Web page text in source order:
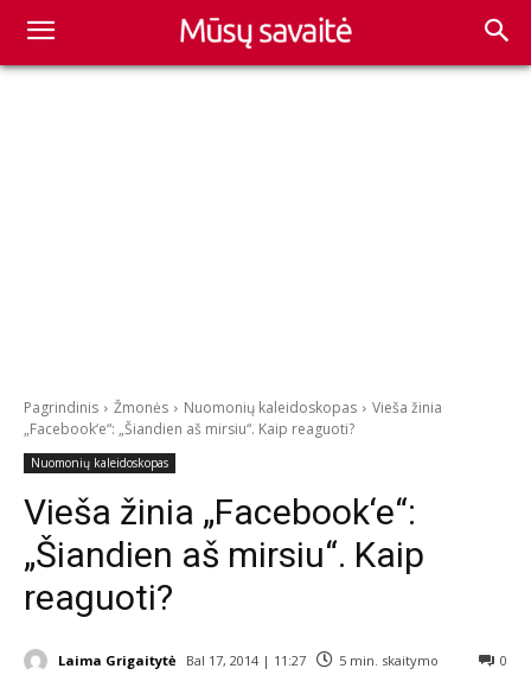
Pagrindinis Žmonės Nuomonių kaleidoskopas
Vieša žinia
„Facebook‘e“: „Šiandien aš mirsiu“. Kaip reaguoti?
Nuomonių kaleidoskopas
Vieša žinia „Facebook‘e“:
„Šiandien aš mirsiu“. Kaip
reaguoti?
Laima Grigaitytė Bal 17, 2014 | 11:27 5 min. skaitymo 0